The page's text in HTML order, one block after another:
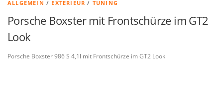
ALLGEMEIN / EXTERIEUR / TUNING
Porsche Boxster mit Frontschürze im GT2
Look
Porsche Boxster 986 S 4,1l mit Frontschürze im GT2 Look